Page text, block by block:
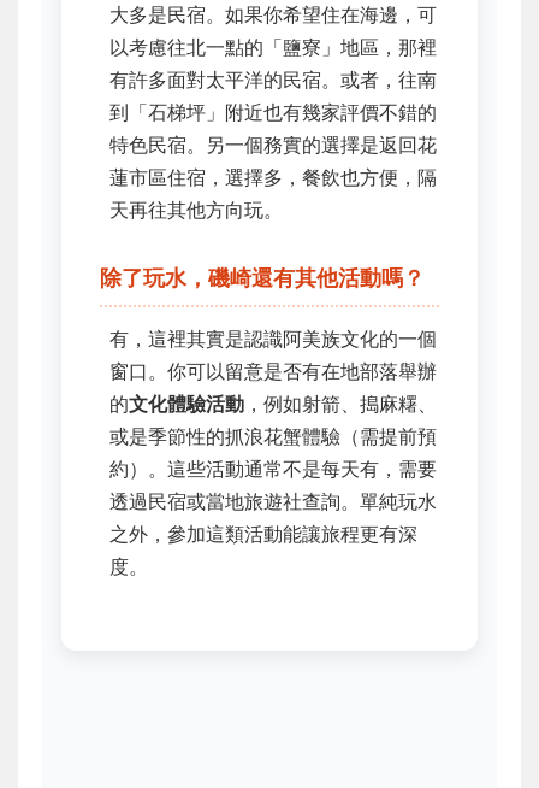
大多是民宿。如果你希望住在海邊，可
以考慮往北一點的「鹽寮」地區，那裡
有許多面對太平洋的民宿。或者，往南
到「石梯坪」附近也有幾家評價不錯的
特色民宿。另一個務實的選擇是返回花
蓮市區住宿，選擇多，餐飲也方便，隔
天再往其他方向玩。
除了玩水，磯崎還有其他活動嗎？
有，這裡其實是認識阿美族文化的一個
窗口。你可以留意是否有在地部落舉辦
的文化體驗活動 ，例如射箭、搗麻糬、
或是季節性的抓浪花蟹體驗（需提前預
約）。這些活動通常不是每天有，需要
透過民宿或當地旅遊社查詢。單純玩水
之外，參加這類活動能讓旅程更有深
度。